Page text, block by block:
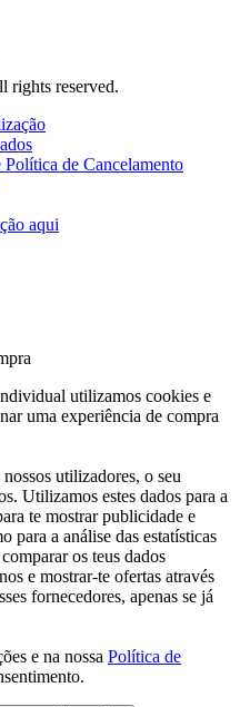
rights reserved.
de Cancelamento
aqui
utilizamos cookies e
uma experiência de compra
utilizadores, o seu
Utilizamos estes dados para a
te mostrar publicidade e
para a análise das estatísticas
os teus dados
e mostrar-te ofertas através
fornecedores, apenas se já
e na nossa Política de